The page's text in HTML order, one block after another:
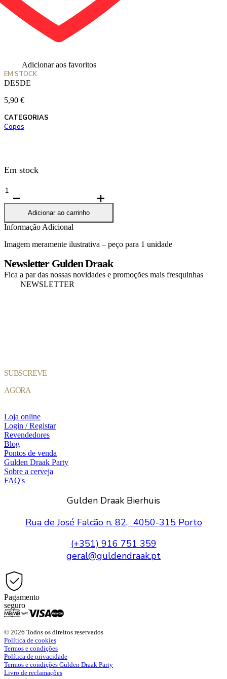
Adicionar aos favoritos
EM STOCK
DESDE
5,90 €
CATEGORIAS
Copos
Em stock
Quantidade
Bush
Peche
Mel
Adicionar ao carrinho
Informação Adicional
Imagem meramente ilustrativa – peço para 1 unidade
Newsletter Gulden Draak
Fica a par das nossas novidades e promoções mais fresquinhas
NEWSLETTER
SUBSCREVE
AGORA
Loja online
Login / Registar
Revendedores
Blog
Pontos de venda
Gulden Draak Party
Sobre a cerveja
FAQ's
Gulden Draak Bierhuis
Rua de José Falcão n. 82, 4050-315 Porto
(+351) 916 751 359
geral@guldendraak.pt
Pagamento
seguro
© 2026 Todos os direitos reservados
Política de cookies
Termos e condições
Política de privacidade
Termos e condições Gulden Draak Party
Livro de reclamações